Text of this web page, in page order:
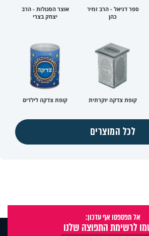
ספר דניאל - הרב זמיר
כהן
אוצר הסגולות - הרב
יצחק בצרי
קופת צדקה יוקרתית קופת צדקה לילדים
לכל המוצרים
אל תפספסו אף עדכון:
לרשימת התפוצה שלנו